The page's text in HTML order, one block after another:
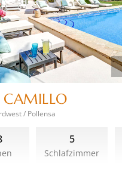
CAMILLO
/ Pollensa
5
Schlafzimmer